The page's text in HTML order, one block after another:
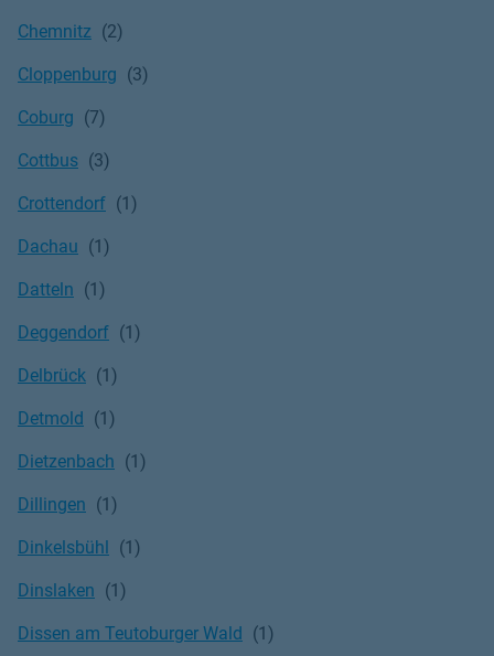
Chemnitz
Cloppenburg
Coburg
Cottbus
Crottendorf
Dachau
Datteln
Deggendorf
Delbrück
Detmold
Dietzenbach
Dillingen
Dinkelsbühl
Dinslaken
Dissen am Teutoburger Wald